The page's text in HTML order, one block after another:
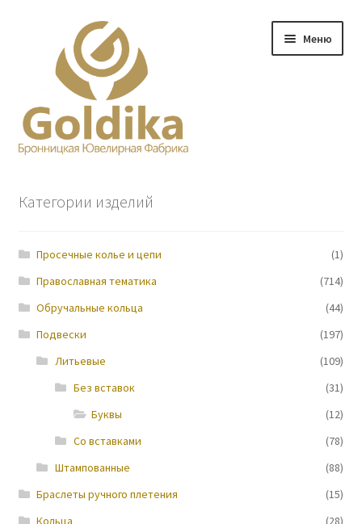
навигации
содержимому
Меню
Прайс-лист
Контакты
Новости
Категории изделий
Просечные колье и цепи
(1)
Православная тематика
(714)
Обручальные кольца
(44)
Подвески
(197)
Литьевые
(109)
Без вставок
(31)
Буквы
(12)
Со вставками
(78)
Штампованные
(88)
Браслеты ручного плетения
(15)
Кольца
(28)